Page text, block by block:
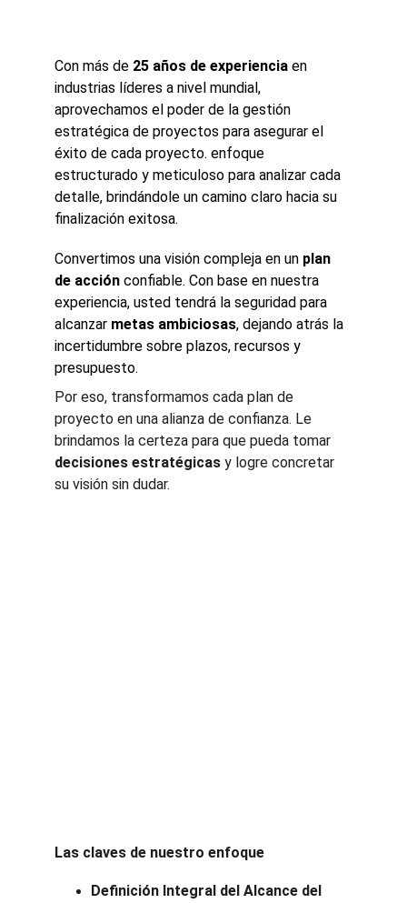
Con más de 25 años de experiencia en
industrias líderes a nivel mundial,
aprovechamos el poder de la gestión
estratégica de proyectos para asegurar el
éxito de cada proyecto. enfoque
estructurado y meticuloso para analizar cada
detalle, brindándole un camino claro hacia su
finalización exitosa.
Convertimos una visión compleja en un plan
de acción confiable. Con base en nuestra
experiencia, usted tendrá la seguridad para
alcanzar metas ambiciosas, dejando atrás la
incertidumbre sobre plazos, recursos y
presupuesto.
Por eso, transformamos cada plan de
proyecto en una alianza de confianza. Le
brindamos la certeza para que pueda tomar
decisiones estratégicas y logre concretar
su visión sin dudar.
Las claves de nuestro enfoque
Definición Integral del Alcance del